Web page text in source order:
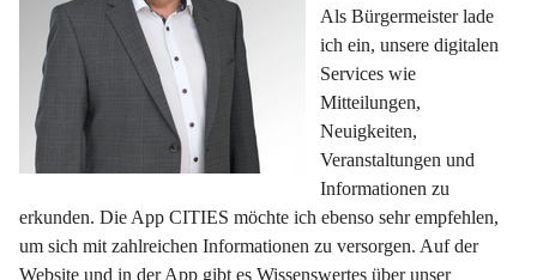
Als Bürgermeister lade
ich ein, unsere digitalen
Services wie
Mitteilungen,
Neuigkeiten,
Veranstaltungen und
Informationen zu
erkunden. Die App CITIES möchte ich ebenso sehr empfehlen,
um sich mit zahlreichen Informationen zu versorgen. Auf der
Website und in der App gibt es Wissenswertes über unser